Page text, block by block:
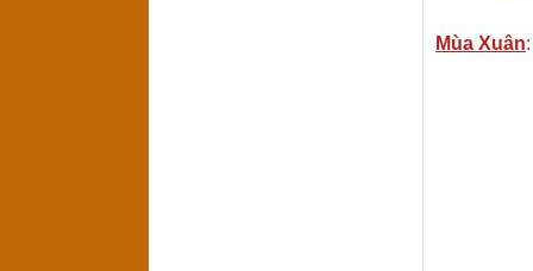
Mùa Xuân: